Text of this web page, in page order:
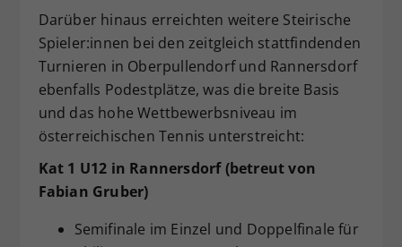
Darüber hinaus erreichten weitere Steirische
Spieler:innen bei den zeitgleich stattfindenden
Turnieren in Oberpullendorf und Rannersdorf
ebenfalls Podestplätze, was die breite Basis
und das hohe Wettbewerbsniveau im
österreichischen Tennis unterstreicht:
Kat 1 U12 in Rannersdorf (betreut von
Fabian Gruber)
Semifinale im Einzel und Doppelfinale für